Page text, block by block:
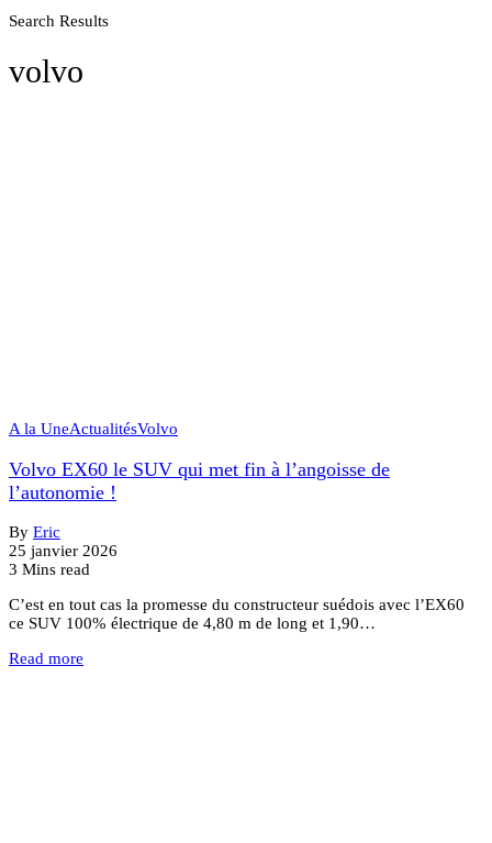
Search Results
volvo
A la UneActualitésVolvo
Volvo EX60 le SUV qui met fin à l’angoisse de
l’autonomie !
By Eric
25 janvier 2026
3 Mins read
C’est en tout cas la promesse du constructeur suédois avec l’EX60
ce SUV 100% électrique de 4,80 m de long et 1,90…
Read more